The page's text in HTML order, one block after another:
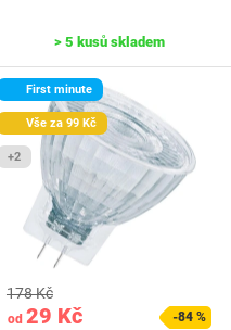
> 5 kusů skladem
First minute
Vše za 99 Kč
+2
od 29 Kč
178 Kč
-84 %